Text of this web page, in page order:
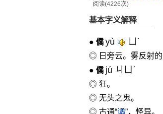
阅读(4226次)
基本字义解释
● 僪 yù ㄩˋ
◎ 日旁云。雾反射的
● 僪 jú ㄐㄩˊ
◎ 狂。
◎ 无头之鬼。
◎ 古通“谲”，怪异。